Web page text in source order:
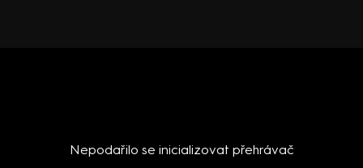
Nepodařilo se inicializovat přehrávač